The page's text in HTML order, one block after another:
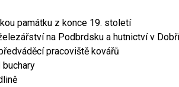
památku z konce 19. století
na Podbrdsku a hutnictví v
pracoviště kovářů